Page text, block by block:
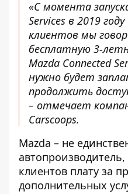
«С момента
Services в 2019
клиентов мы
бесплатную 3-
Mazda Connected
нужно будет
продолжить
– отмечает
Carscoops.
Mazda – не
клиентов плату за
дополнительных